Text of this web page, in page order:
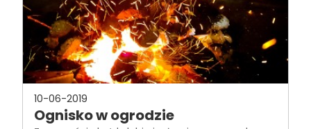
10-06-2019
Ognisko w ogrodzie